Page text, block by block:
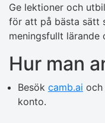
Ge lektioner och
för att på bästa sätt
meningsfullt lärande
Hur man
Besök camb.ai och
konto.